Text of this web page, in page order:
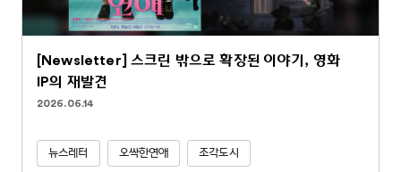
[Newsletter] 스크린 밖으로 확장된 이야기, 영화
IP의 재발견
2026.06.14
뉴스레터 오싹한연애 조각도시